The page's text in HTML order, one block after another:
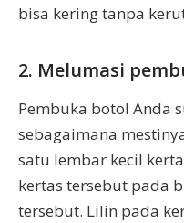
bisa kering tanpa
2. Melumasi
Pembuka botol Anda
sebagaimana
satu lembar kecil
kertas tersebut pada
tersebut. Lilin pada